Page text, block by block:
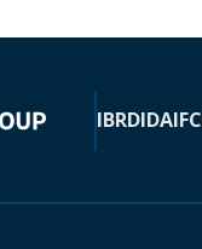
IBRDIDAIFC